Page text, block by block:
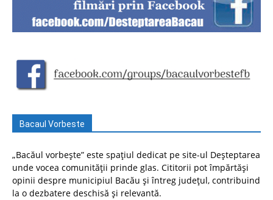
Bacaul Vorbeste
„Bacăul vorbește” este spațiul dedicat pe site-ul Deșteptarea
unde vocea comunității prinde glas. Cititorii pot împărtăși
opinii despre municipiul Bacău și întreg județul, contribuind
la o dezbatere deschisă și relevantă.